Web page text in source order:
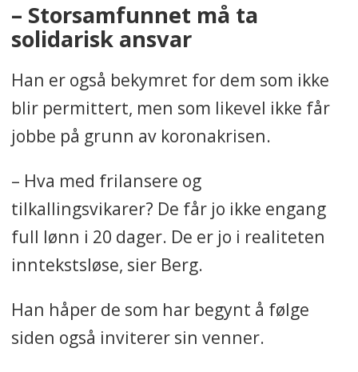
– Storsamfunnet må ta
solidarisk ansvar
Han er også bekymret for dem som ikke
blir permittert, men som likevel ikke får
jobbe på grunn av koronakrisen.
– Hva med frilansere og
tilkallingsvikarer? De får jo ikke engang
full lønn i 20 dager. De er jo i realiteten
inntekstsløse, sier Berg.
Han håper de som har begynt å følge
siden også inviterer sin venner.